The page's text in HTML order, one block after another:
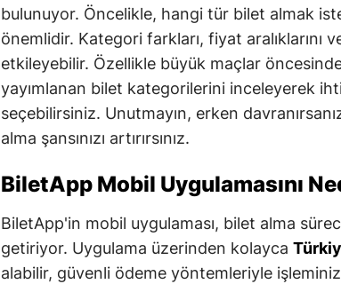
bulunuyor. Öncelikle, hangi tür bilet almak
önemlidir. Kategori farkları, fiyat aralıklarını
etkileyebilir. Özellikle büyük maçlar
yayımlanan bilet kategorilerini inceleyerek
seçebilirsiniz. Unutmayın, erken
alma şansınızı artırırsınız.
BiletApp Mobil Uygulamasını
BiletApp'in mobil uygulaması, bilet alma
getiriyor. Uygulama üzerinden kolayca
alabilir, güvenli ödeme yöntemleriyle